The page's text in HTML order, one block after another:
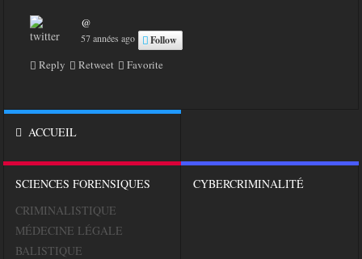
@
57 années ago Follow
Reply Retweet Favorite
ACCUEIL
SCIENCES FORENSIQUES
CRIMINALISTIQUE
MÉDECINE LÉGALE
BALISTIQUE
CYBERCRIMINALITÉ